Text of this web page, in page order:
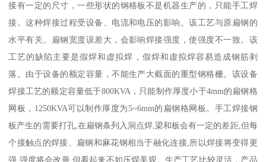
接有一定的尺寸，一些形状的钢格板不是机器生产的，只能手工焊
接。这种焊接过程受设备、电流和电压的影响。该工艺与原扁钢的
水平有关。扁钢宽度误差大，会影响焊接强度，使强度不一致。该
工艺的缺陷主要是假焊和虚拟焊，假焊和虚拟焊容易造成钢筋剥
落。由于设备的额定容量，不能生产大截面的重型钢格栅。该设备
焊接工艺的额定容量低于800KVA，只能制作厚度小于4mm的扁钢格
网板，1250KVA可以制作厚度为5~6mm的扁钢格网板。手工焊接钢
板产生的需要打孔,在扁钢条列入洞点焊,梁和板会有一定的差距,但每
个接触点的焊接、扁钢和麻花钢相当于融化连接,所以焊接将变得更
强,强度将会改善,但看起来不如压焊美观。生产工艺比较灵活，产品